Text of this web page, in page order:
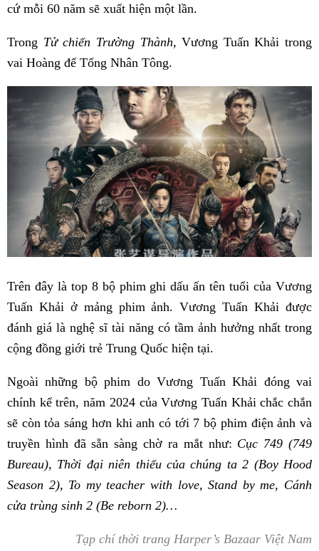
cứ mỗi 60 năm sẽ xuất hiện một lần.
Trong Tử chiến Trường Thành, Vương Tuấn Khải trong
vai Hoàng đế Tống Nhân Tông.
Trên đây là top 8 bộ phim ghi dấu ấn tên tuổi của Vương
Tuấn Khải ở mảng phim ảnh. Vương Tuấn Khải được
đánh giá là nghệ sĩ tài năng có tầm ảnh hưởng nhất trong
cộng đồng giới trẻ Trung Quốc hiện tại.
Ngoài những bộ phim do Vương Tuấn Khải đóng vai
chính kể trên, năm 2024 của Vương Tuấn Khải chắc chắn
sẽ còn tỏa sáng hơn khi anh có tới 7 bộ phim điện ảnh và
truyền hình đã sẵn sàng chờ ra mắt như: Cục 749 (749
Bureau), Thời đại niên thiếu của chúng ta 2 (Boy Hood
Season 2), To my teacher with love, Stand by me, Cánh
cửa trùng sinh 2 (Be reborn 2)…
Tạp chí thời trang Harper’s Bazaar Việt Nam